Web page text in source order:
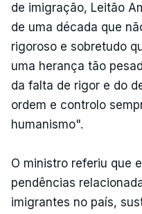
de imigração, Leitão
de uma década que
rigoroso e sobretudo
uma herança tão
da falta de rigor e do
ordem e controlo
humanismo".
O ministro referiu que
pendências
imigrantes no país,